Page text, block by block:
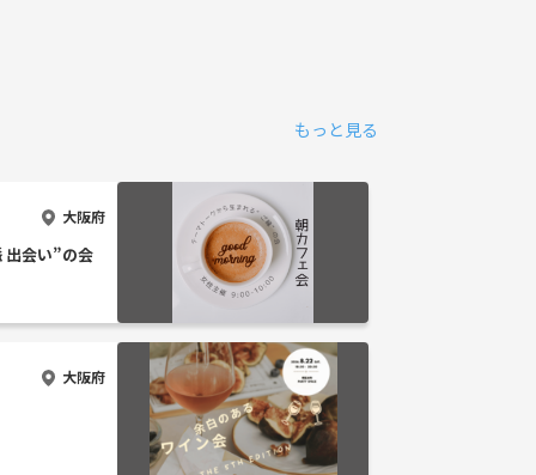
もっと見る
大阪府
出会い”の会
大阪府